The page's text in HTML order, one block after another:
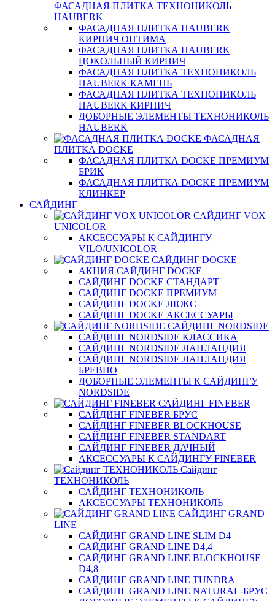
ФАСАДНАЯ ПЛИТКА ТЕХНОНИКОЛЬ
HAUBERK
ФАСАДНАЯ ПЛИТКА HAUBERK
КИРПИЧ ОПТИМА
ФАСАДНАЯ ПЛИТКА HAUBERK
ЦОКОЛЬНЫЙ КИРПИЧ
ФАСАДНАЯ ПЛИТКА ТЕХНОНИКОЛЬ
HAUBERK КАМЕНЬ
ФАСАДНАЯ ПЛИТКА ТЕХНОНИКОЛЬ
HAUBERK КИРПИЧ
ДОБОРНЫЕ ЭЛЕМЕНТЫ ТЕХНОНИКОЛЬ
HAUBERK
ФАСАДНАЯ
ПЛИТКА DOCKE
ФАСАДНАЯ ПЛИТКА DOCKE ПРЕМИУМ
БРИК
ФАСАДНАЯ ПЛИТКА DOCKE ПРЕМИУМ
КЛИНКЕР
САЙДИНГ
САЙДИНГ VOX
UNICOLOR
АКСЕССУАРЫ К САЙДИНГУ
VILO/UNICOLOR
САЙДИНГ DOCKE
АКЦИЯ САЙДИНГ DOCKE
САЙДИНГ DOCKE СТАНДАРТ
САЙДИНГ DOCKE ПРЕМИУМ
САЙДИНГ DOCKE ЛЮКС
САЙДИНГ DOCKE АКСЕССУАРЫ
САЙДИНГ NORDSIDE
САЙДИНГ NORDSIDE КЛАССИКА
САЙДИНГ NORDSIDE ЛАПЛАНДИЯ
САЙДИНГ NORDSIDE ЛАПЛАНДИЯ
БРЕВНО
ДОБОРНЫЕ ЭЛЕМЕНТЫ К САЙДИНГУ
NORDSIDE
САЙДИНГ FINEBER
САЙДИНГ FINEBER БРУС
САЙДИНГ FINEBER BLOCKHOUSE
САЙДИНГ FINEBER STANDART
САЙДИНГ FINEBER ДАЧНЫЙ
АКСЕССУАРЫ К САЙДИНГУ FINEBER
Сайдинг
ТЕХНОНИКОЛЬ
САЙДИНГ ТЕХНОНИКОЛЬ
АКСЕССУАРЫ ТЕХНОНИКОЛЬ
САЙДИНГ GRAND
LINE
САЙДИНГ GRAND LINE SLIM D4
САЙДИНГ GRAND LINE D4,4
САЙДИНГ GRAND LINE BLOCKHOUSE
D4,8
САЙДИНГ GRAND LINE TUNDRA
САЙДИНГ GRAND LINE NATURAL-БРУС